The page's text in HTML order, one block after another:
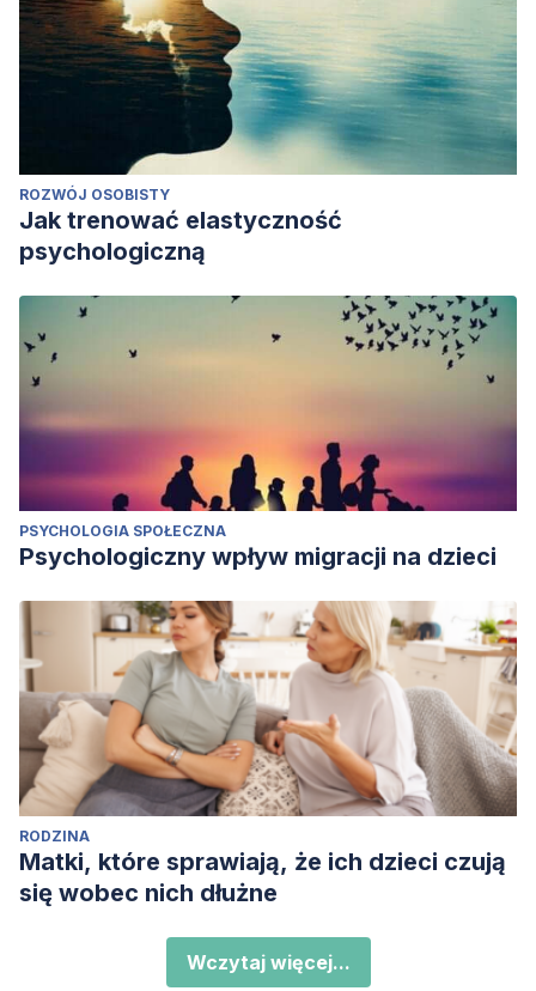
ROZWÓJ OSOBISTY
Jak trenować elastyczność
psychologiczną
PSYCHOLOGIA SPOŁECZNA
Psychologiczny wpływ migracji na dzieci
RODZINA
Matki, które sprawiają, że ich dzieci czują
się wobec nich dłużne
Wczytaj więcej...